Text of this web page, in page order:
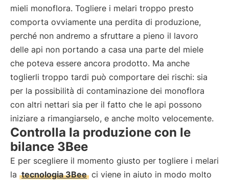
mieli monoflora. Togliere i melari troppo presto
comporta ovviamente una perdita di produzione,
perché non andremo a sfruttare a pieno il lavoro
delle api non portando a casa una parte del miele
che poteva essere ancora prodotto. Ma anche
toglierli troppo tardi può comportare dei rischi: sia
per la possibilità di contaminazione dei monoflora
con altri nettari sia per il fatto che le api possono
iniziare a rimangiarselo, e anche molto velocemente.
Controlla la produzione con le
bilance 3Bee
E per scegliere il momento giusto per togliere i melari
la tecnologia 3Bee ci viene in aiuto in modo molto